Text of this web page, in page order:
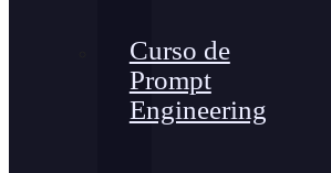
Curso de
Prompt
Engineering